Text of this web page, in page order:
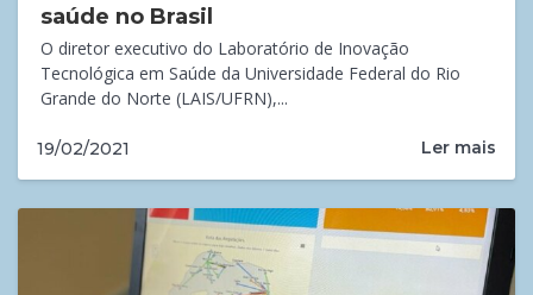
saúde no Brasil
O diretor executivo do Laboratório de Inovação
Tecnológica em Saúde da Universidade Federal do Rio
Grande do Norte (LAIS/UFRN),...
19/02/2021 Ler mais